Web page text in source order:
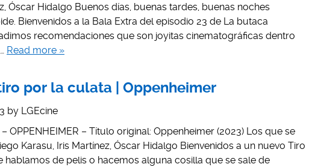
Óscar Hidalgo Buenos días, buenas tardes, buenas noches
Bienvenidos a la Bala Extra del episodio 23 de La butaca
recomendaciones que son joyitas cinematográficas dentro
Read more »
por la culata | Oppenheimer
by LGEcine
OPPENHEIMER – Título original: Oppenheimer (2023) Los que se
Karasu, Iris Martínez, Óscar Hidalgo Bienvenidos a un nuevo Tiro
hablamos de pelis o hacemos alguna cosilla que se sale de